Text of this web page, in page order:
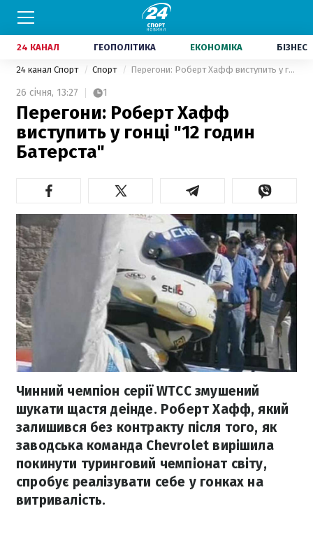
24 КАНАЛ ГЕОПОЛІТИКА ЕКОНОМІКА БІЗНЕС
24 канал Спорт Спорт Перегони: Роберт Хафф виступить у гонці "12 годин Батерста"
26 січня, 13:27 1
Перегони: Роберт Хафф
виступить у гонці "12 годин
Батерста"
Чинний чемпіон серії WTCС змушений
шукати щастя деінде. Роберт Хафф, який
залишився без контракту після того, як
заводська команда Chevrolet вирішила
покинути туринговий чемпіонат світу,
спробує реалізувати себе у гонках на
витривалість.